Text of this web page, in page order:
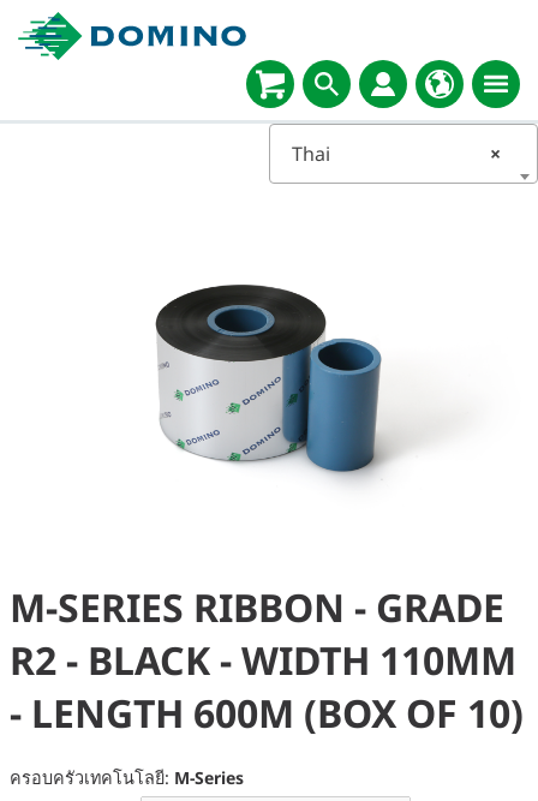
×
Thai
M-SERIES RIBBON - GRADE
R2 - BLACK - WIDTH 110MM
- LENGTH 600M (BOX OF 10)
ครอบครัวเทคโนโลยี: M-Series